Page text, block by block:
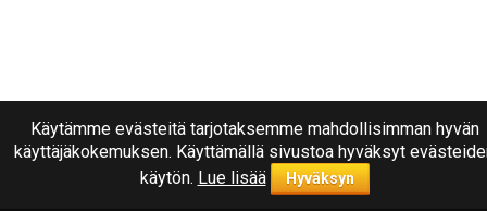
Käytämme evästeitä tarjotaksemme mahdollisimman hyvän
käyttäjäkokemuksen. Käyttämällä sivustoa hyväksyt
käytön. Lue lisää Hyväksyn